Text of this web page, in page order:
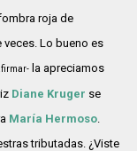
roja de
Lo bueno es
la apreciamos
Diane Kruger se
María Hermoso
tributadas. ¿Viste